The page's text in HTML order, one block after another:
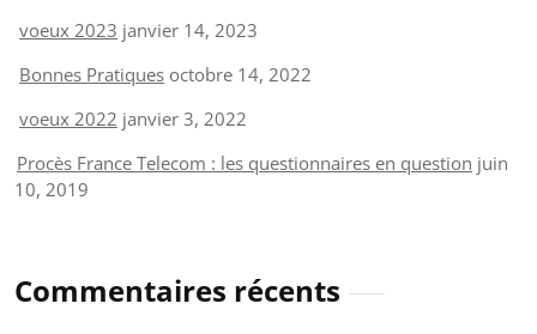
voeux 2023 janvier 14, 2023
Bonnes Pratiques octobre 14, 2022
voeux 2022 janvier 3, 2022
Procès France Telecom : les questionnaires en question juin
10, 2019
Commentaires récents